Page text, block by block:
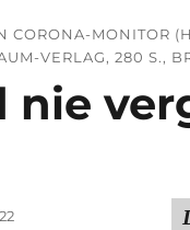
CORONA-MONITOR
VERLAG, 280 S.,
nie